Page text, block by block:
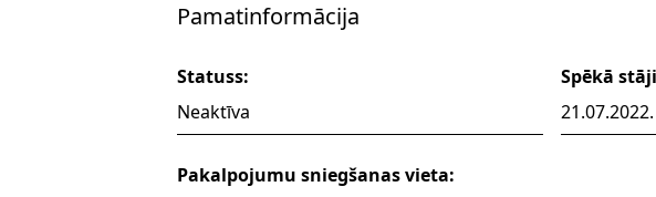
Pamatinformācija
Statuss:
Neaktīva
Spēkā
21.07.2022.
Pakalpojumu sniegšanas vieta: